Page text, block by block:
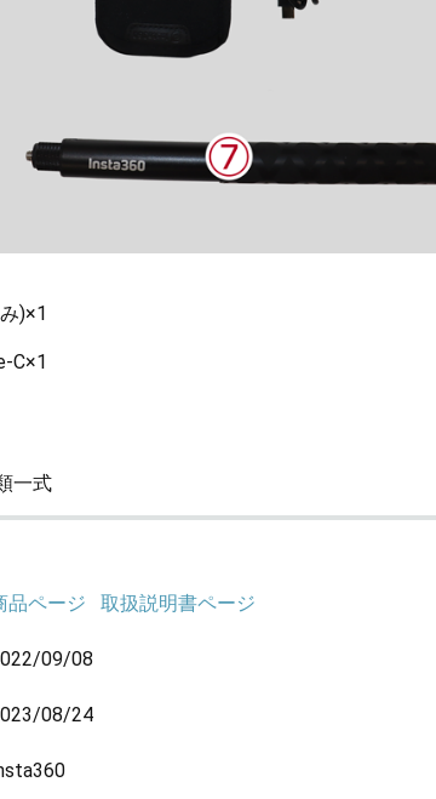
)×1
C×1
一式
品ページ 取扱説明書ページ
09/08
08/24